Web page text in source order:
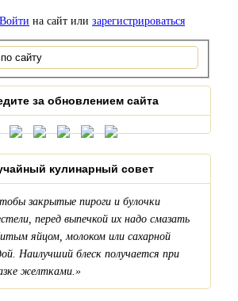
Войти на сайт или зарегистрироваться
за обновлением сайта
кулинарный совет
закрытые пироги и булочки
перед выпечкой их надо смазать
яйцом, молоком или сахарной
Наилучший блеск получается при
желтками.»